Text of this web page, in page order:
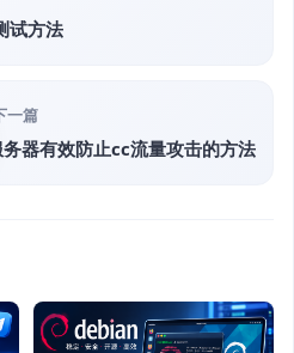
试方法
一篇
务器有效防止cc流量攻击的方法